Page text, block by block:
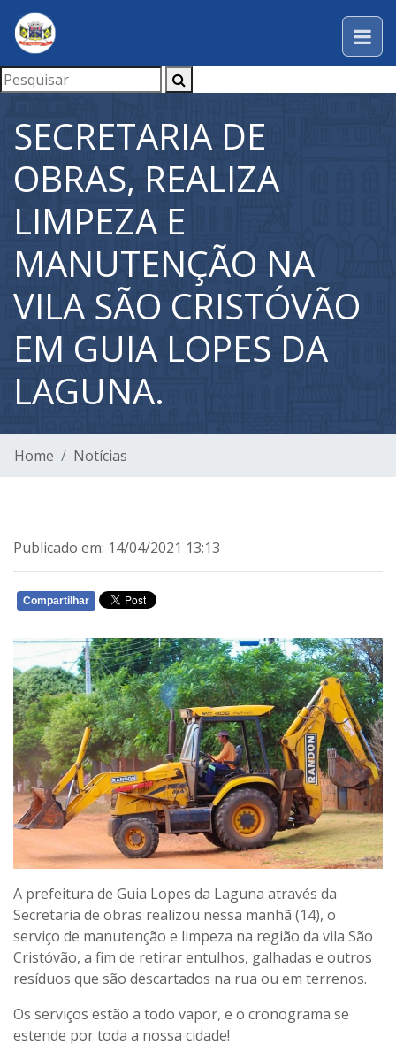
SECRETARIA DE
OBRAS, REALIZA
LIMPEZA E
MANUTENÇÃO NA
VILA SÃO CRISTÓVÃO
EM GUIA LOPES DA
LAGUNA.
Home Notícias
Publicado em: 14/04/2021 13:13
Compartilhar
A prefeitura de Guia Lopes da Laguna através da
Secretaria de obras realizou nessa manhã (14), o
serviço de manutenção e limpeza na região da vila São
Cristóvão, a fim de retirar entulhos, galhadas e outros
resíduos que são descartados na rua ou em terrenos.
Os serviços estão a todo vapor, e o cronograma se
estende por toda a nossa cidade!